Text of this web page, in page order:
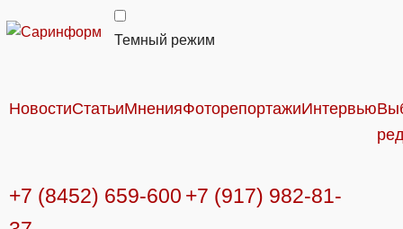
Темный режим
НовостиСтатьиМненияФоторепортажиИнтервью
+7 (8452) 659-600 +7 (917) 982-81-